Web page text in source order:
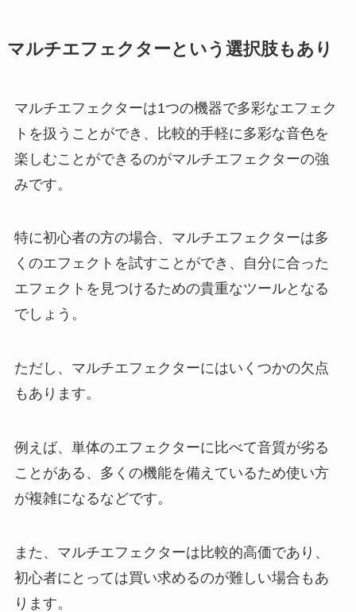
マルチエフェクターという選択肢もあり
マルチエフェクターは1つの機器で多彩なエフェク
トを扱うことができ、比較的手軽に多彩な音色を
楽しむことができるのがマルチエフェクターの強
みです。
特に初心者の方の場合、マルチエフェクターは多
くのエフェクトを試すことができ、自分に合った
エフェクトを見つけるための貴重なツールとなる
でしょう。
ただし、マルチエフェクターにはいくつかの欠点
もあります。
例えば、単体のエフェクターに比べて音質が劣る
ことがある、多くの機能を備えているため使い方
が複雑になるなどです。
また、マルチエフェクターは比較的高価であり、
初心者にとっては買い求めるのが難しい場合もあ
ります。